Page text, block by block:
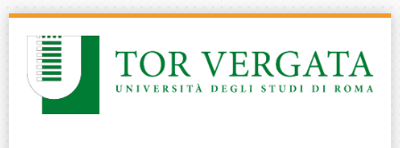
navigation
Skip